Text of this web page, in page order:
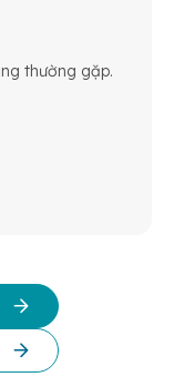
thường gặp.